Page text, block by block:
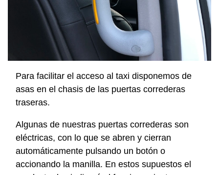
Para facilitar el acceso al taxi disponemos de
asas en el chasis de las puertas correderas
traseras.
Algunas de nuestras puertas correderas son
eléctricas, con lo que se abren y cierran
automáticamente pulsando un botón o
accionando la manilla. En estos supuestos el